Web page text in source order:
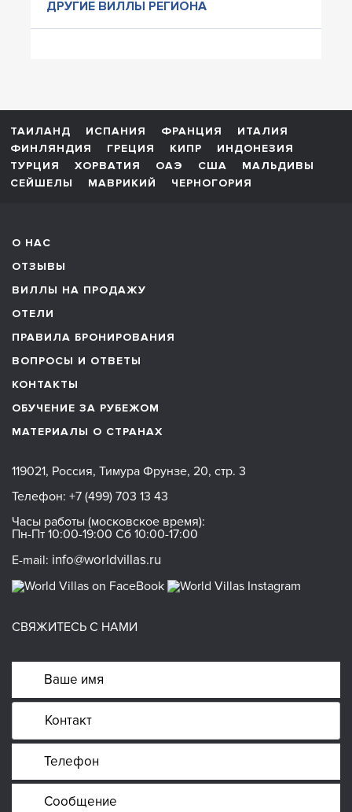
ДРУГИЕ ВИЛЛЫ РЕГИОНА
ТАИЛАНД ИСПАНИЯ ФРАНЦИЯ
ИТАЛИЯ
ФИНЛЯНДИЯ
ГРЕЦИЯ КИПР
ИНДОНЕЗИЯ
ТУРЦИЯ
ХОРВАТИЯ ОАЭ США
МАЛЬДИВЫ
СЕЙШЕЛЫ
МАВРИКИЙ ЧЕРНОГОРИЯ
О НАС
ОТЗЫВЫ
ВИЛЛЫ НА ПРОДАЖУ
ОТЕЛИ
ПРАВИЛА БРОНИРОВАНИЯ
ВОПРОСЫ И ОТВЕТЫ
КОНТАКТЫ
ОБУЧЕНИЕ ЗА РУБЕЖОМ
МАТЕРИАЛЫ О СТРАНАХ
119021, Россия, Тимура Фрунзе, 20, стр. 3
Телефон: +7 (499) 703 13 43
Часы работы (московское время):
Пн-Пт 10:00-19:00 Сб 10:00-17:00
E-mail: info@worldvillas.ru
СВЯЖИТЕСЬ С НАМИ